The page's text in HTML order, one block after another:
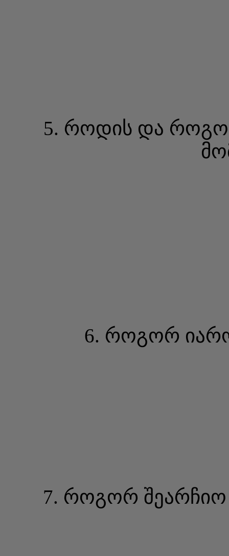
5. როდის და
6. როგორ
7. როგორ შეარჩიო